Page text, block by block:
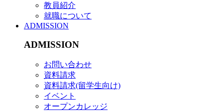
教員紹介
就職について
ADMISSION
ADMISSION
お問い合わせ
資料請求
資料請求(留学生向け)
イベント
オープンカレッジ